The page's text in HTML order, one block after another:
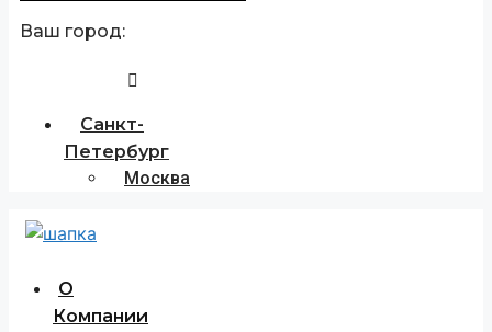
Ваш город:
Санкт-
Петербург
Москва
О
Компании